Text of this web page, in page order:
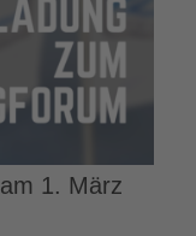
1. März